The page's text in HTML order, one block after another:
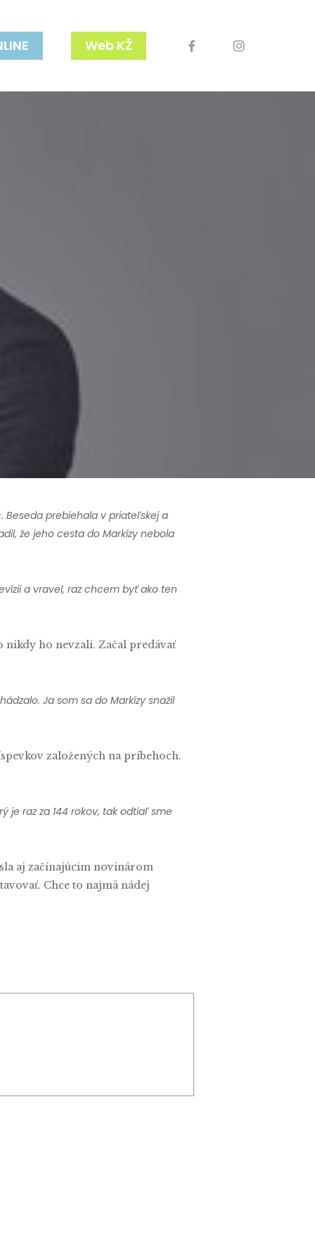
Web KŽ facebook
youtubeinstagram
Beseda prebiehala v priateľskej a
že jeho cesta do Markízy nebola
a vravel, raz chcem byť ako ten
ho nevzali. Začal predávať
Ja som sa do Markízy snažil
založených na príbehoch.
je raz za 144 rokov, tak odtiaľ sme
aj začínajúcim novinárom
Chce to najmä nádej